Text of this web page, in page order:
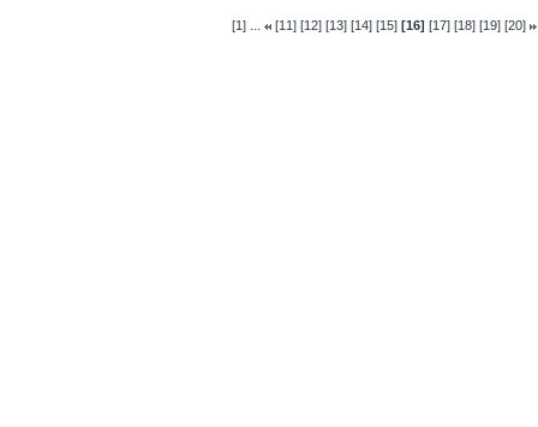
[1]... [11] [12] [13] [14] [15] [16] [17] [18] [19] [20]